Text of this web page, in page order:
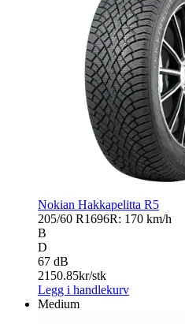
Nokian Hakkapelitta R5
205/60 R1696R: 170 km/h
B
D
67 dB
2150.85kr/stk
Legg i handlekurv
Medium